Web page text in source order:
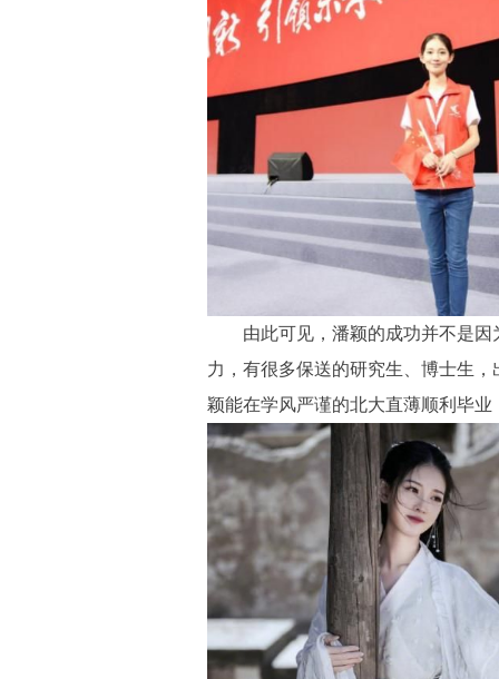
由此可见，潘颖的成功并不是因
力，有很多保送的研究生、博士生
颖能在学风严谨的北大直薄顺利毕